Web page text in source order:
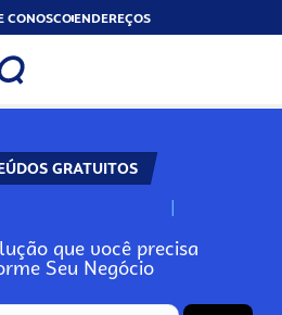
CONOSCOENDEREÇOS
GRATUITOS
N
que você precisa
Seu Negócio